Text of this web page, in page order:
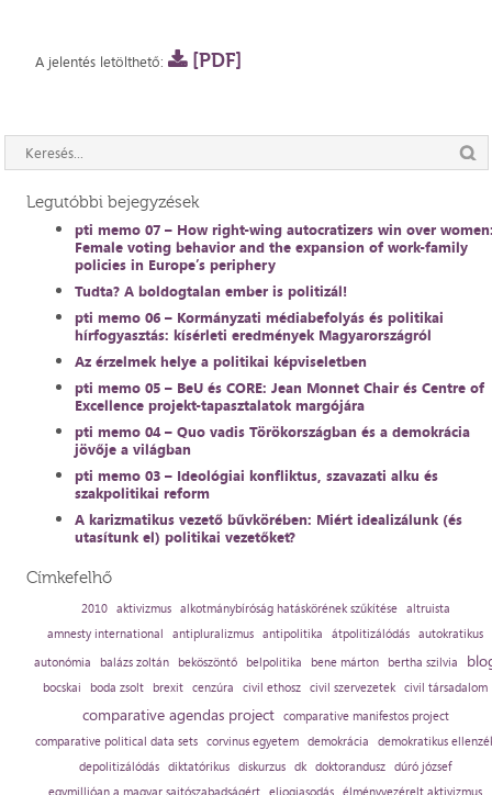
A jelentés letölthető: [PDF]
Legutóbbi bejegyzések
pti memo 07 – How right-wing autocratizers win over
Female voting behavior and the expansion of work-family
policies in Europe’s periphery
Tudta? A boldogtalan ember is politizál!
pti memo 06 – Kormányzati médiabefolyás és politikai
hírfogyasztás: kísérleti eredmények Magyarországról
Az érzelmek helye a politikai képviseletben
pti memo 05 – BeU és CORE: Jean Monnet Chair és Centre of
Excellence projekt-tapasztalatok margójára
pti memo 04 – Quo vadis Törökországban és a demokrácia
jövője a világban
pti memo 03 – Ideológiai konfliktus, szavazati alku és
szakpolitikai reform
A karizmatikus vezető bűvkörében: Miért idealizálunk (és
utasítunk el) politikai vezetőket?
Címkefelhő
2010 aktivizmus alkotmánybíróság hatáskörének szűkítése
altruista
amnesty international
antipluralizmus antipolitika átpolitizálódás autokratikus
autonómia
balázs zoltán beköszöntő belpolitika bene márton bertha szilvia
bocskai boda zsolt brexit cenzúra civil ethosz civil szervezetek civil társadalom
comparative agendas project
comparative manifestos project
comparative political data sets corvinus egyetem demokrácia
demokratikus
depolitizálódás diktatórikus diskurzus dk doktorandusz dúró józsef
egymillióan a magyar sajtószabadságért eljogiasodás élményvezérelt aktivizmus